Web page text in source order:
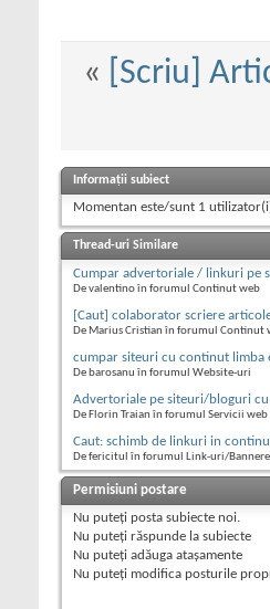
«
[Scriu]
Informații subiect
Momentan este/sunt 1
Thread-uri Similare
Cumpar advertoriale / linkuri pe
De valentino în forumul Continut web
[Caut] colaborator scriere
De Marius Cristian în forumul Continut
cumpar siteuri cu continut limba
De barosanu în forumul Website-uri
Advertoriale pe siteuri/bloguri
De Florin Traian în forumul Servicii web
Caut: schimb de linkuri in
De fericitul în forumul Link-uri/Bannere
Permisiuni postare
Nu puteţi posta subiecte noi.
Nu puteţi răspunde la subiecte
Nu puteţi adăuga ataşamente
Nu puteţi modifica posturile